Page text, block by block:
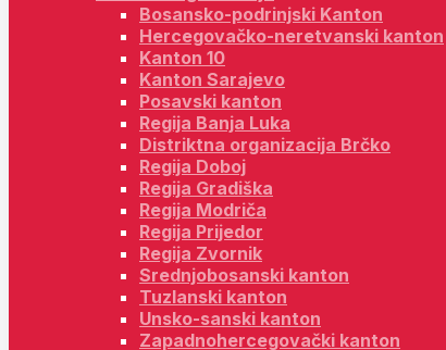
Bosansko-podrinjski Kanton
Hercegovačko-neretvanski kanton
Kanton 10
Kanton Sarajevo
Posavski kanton
Regija Banja Luka
Distriktna organizacija Brčko
Regija Doboj
Regija Gradiška
Regija Modriča
Regija Prijedor
Regija Zvornik
Srednjobosanski kanton
Tuzlanski kanton
Unsko-sanski kanton
Zapadnohercegovački kanton